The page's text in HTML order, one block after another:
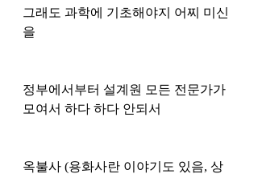
그래도 과학에 기초해야지 어찌 미신
을
정부에서부터 설계원 모든 전문가가
모여서 하다 하다 안되서
옥불사 (용화사란 이야기도 있음, 상